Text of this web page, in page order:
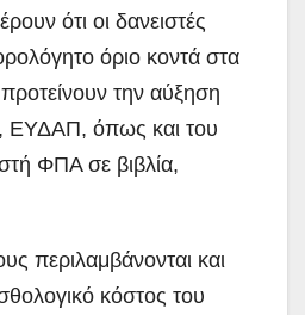
ότι οι δανειστές
όριο κοντά στα
την αύξηση
όπως και του
ΦΠΑ σε βιβλία,
περιλαμβάνονται και
κόστος του